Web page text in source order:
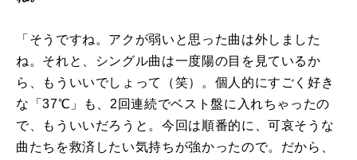
「そうですね。アクが弱いと思った曲は外しました
ね。それと、シングル曲は一度陽の目を見ているか
ら、もういいでしょって（笑）。個人的にすごく好き
な「37℃」も、2回連続でベスト盤に入れちゃったの
で、もういいだろうと。今回は順番的に、可哀そうな
曲たちを救済したい気持ちが強かったので。だから、